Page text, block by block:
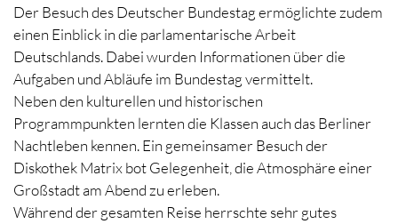
Der Besuch des Deutscher Bundestag ermöglichte zudem
einen Einblick in die parlamentarische Arbeit
Deutschlands. Dabei wurden Informationen über die
Aufgaben und Abläufe im Bundestag vermittelt.
Neben den kulturellen und historischen
Programmpunkten lernten die Klassen auch das Berliner
Nachtleben kennen. Ein gemeinsamer Besuch der
Diskothek Matrix bot Gelegenheit, die Atmosphäre einer
Großstadt am Abend zu erleben.
Während der gesamten Reise herrschte sehr gutes